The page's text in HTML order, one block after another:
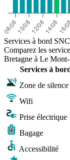
Services à bord
Comparez les
Bretagne à Le
Services à
Zone de silence
Wifi
Prise électrique
Bagage
Accessibilité